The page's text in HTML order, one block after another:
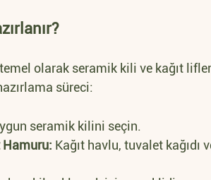
olarak seramik kili ve kağıt
süreci:
seramik kilini seçin.
Hamuru: Kağıt havlu, tuvalet kağıdı